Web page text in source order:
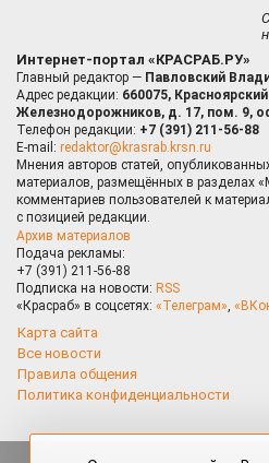
Интернет-портал «КРАСРАБ.РУ»
Главный редактор — Павловский
Адрес редакции: 660075,
Железнодорожников, д. 17, пом. 9,
Телефон редакции: +7 (391) 211-56-88
E-mail: redaktor@krasrab.krsn.ru
Мнения авторов статей,
материалов, размещённых в разделах
комментариев пользователей к
с позицией редакции.
Архив материалов
Подача рекламы:
+7 (391) 211-56-88
Подписка на новости: RSS
«Красраб» в соцсетях: «Телеграм»,
Карта сайта
Все новости
Правила общения
Политика конфиденциальности